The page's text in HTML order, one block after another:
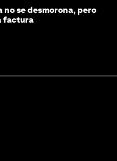
no se desmorona, pero
factura